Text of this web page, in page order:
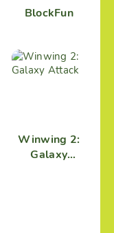
BlockFun
Winwing 2:
Galaxy